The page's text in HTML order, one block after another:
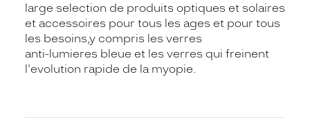
large selection de produits optiques et solaires
et accessoires pour tous les ages et pour tous
les besoins,y compris les verres
anti-lumieres bleue et les verres qui freinent
l'evolution rapide de la myopie.